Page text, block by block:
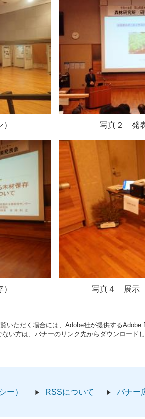
） 写真２ 発表（コ
写真４ 展示（充実種
いただく場合には、Adobe社が提供するAdobe
い方は、バナーのリンク先からダウンロードし
ー） RSSについて バナー